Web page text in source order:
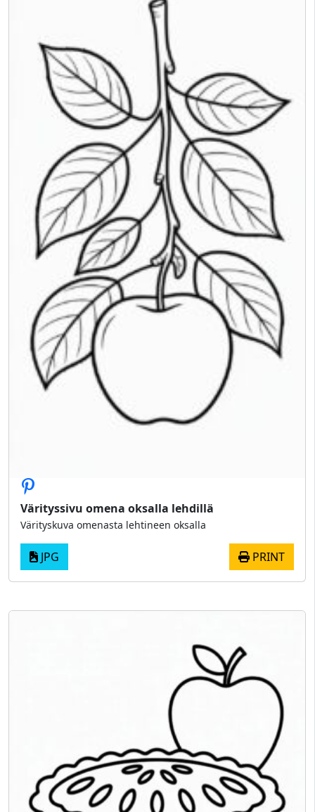
Värityssivu omena oksalla lehdillä
Värityskuva omenasta lehtineen oksalla
JPG PRINT